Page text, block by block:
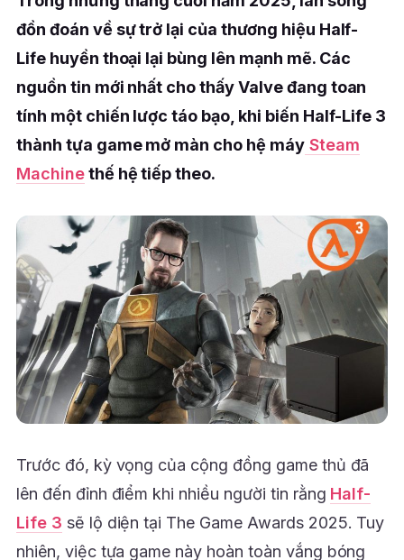
đồn đoán về sự trở lại của thương hiệu Half-
Life huyền thoại lại bùng lên mạnh mẽ. Các
nguồn tin mới nhất cho thấy Valve đang toan
tính một chiến lược táo bạo, khi biến Half-Life 3
thành tựa game mở màn cho hệ máySteam
Machinethế hệ tiếp theo.
Trước đó, kỳ vọng của cộng đồng game thủ đã
lên đến đỉnh điểm khi nhiều người tin rằng Half-
Life 3 sẽ lộ diện tại The Game Awards 2025. Tuy
nhiên, việc tựa game này hoàn toàn vắng bóng